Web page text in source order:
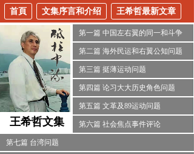
首頁 文集序言和介绍 王希哲最新文章
第一篇 中国左右翼的同一和斗争
第二篇 海外民运和右翼公知问题
第三篇 挺薄运动问题
第四篇 论习大大历史角色问题
第五篇 文革及89运动问题
王希哲文集 第六篇 社会焦点事件评论
第七篇 台湾问题